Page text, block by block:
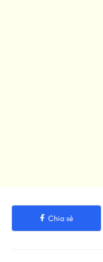
Chia sẻ